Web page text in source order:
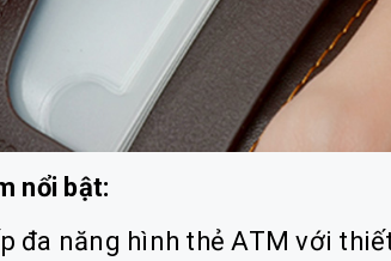
nổi bật:
đa năng hình thẻ ATM với